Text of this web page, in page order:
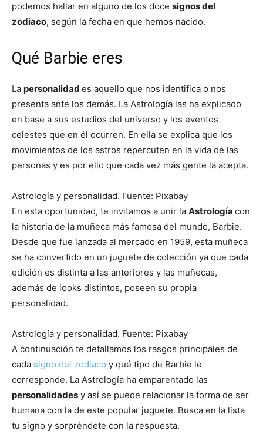
podemos hallar en alguno de los doce signos del
zodiaco, según la fecha en que hemos nacido.
Qué Barbie eres
La personalidad es aquello que nos identifica o nos
presenta ante los demás. La Astrología las ha explicado
en base a sus estudios del universo y los eventos
celestes que en él ocurren. En ella se explica que los
movimientos de los astros repercuten en la vida de las
personas y es por ello que cada vez más gente la acepta.
Astrología y personalidad. Fuente: Pixabay
En esta oportunidad, te invitamos a unir la Astrología con
la historia de la muñeca más famosa del mundo, Barbie.
Desde que fue lanzada al mercado en 1959, esta muñeca
se ha convertido en un juguete de colección ya que cada
edición es distinta a las anteriores y las muñecas,
además de looks distintos, poseen su propia
personalidad.
Astrología y personalidad. Fuente: Pixabay
A continuación te detallamos los rasgos principales de
cada signo del zodiaco y qué tipo de Barbie le
corresponde. La Astrología ha emparentado las
personalidades y así se puede relacionar la forma de ser
humana con la de este popular juguete. Busca en la lista
tu signo y sorpréndete con la respuesta.